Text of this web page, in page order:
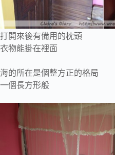
打開來後有備用的枕頭
衣物能掛在裡面
海的所在是個整方正的格局
一個長方形般